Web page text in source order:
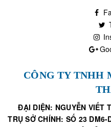
CÔNG TY TNHH
ĐẠI DIỆN: NGUYỄN VIẾT
TRỤ SỞ CHÍNH: SỐ 23 DM6-